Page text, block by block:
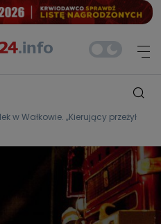
w Wałkowie. „Kierujący przeżył